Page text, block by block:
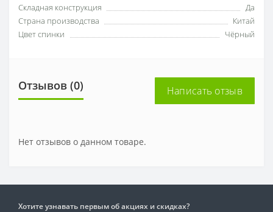
Складная конструкция
Да
Страна производства
Китай
Цвет спинки
Чёрный
Отзывов (0) Написать отзыв
Нет отзывов о данном товаре.
Хотите узнавать первым об акциях и скидках?